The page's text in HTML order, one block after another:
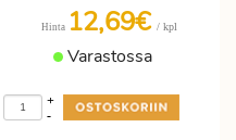
Hinta 12,69€ / kpl
Varastossa
-
+